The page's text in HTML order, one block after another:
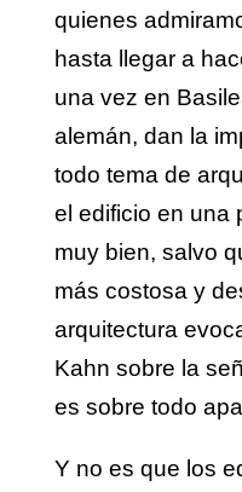
quienes
hasta llegar a
una vez en
alemán, dan la
todo tema de
el edificio en una
muy bien, salvo
más costosa y
arquitectura
Kahn sobre la
es sobre todo
Y no es que los